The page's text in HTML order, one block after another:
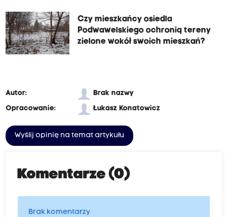
Czy mieszkańcy osiedla
Podwawelskiego ochronią tereny
zielone wokół swoich mieszkań?
Autor:
Brak nazwy
Opracowanie:
Łukasz Konatowicz
Wyślij opinię na temat artykułu
Komentarze (0)
Brak komentarzy